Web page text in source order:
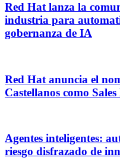
Red Hat lanza la
industria para
gobernanza de IA
Red Hat anuncia el
Castellanos como
Agentes inteligentes:
riesgo disfrazado de